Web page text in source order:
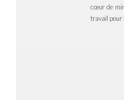
cœur de
travail pour